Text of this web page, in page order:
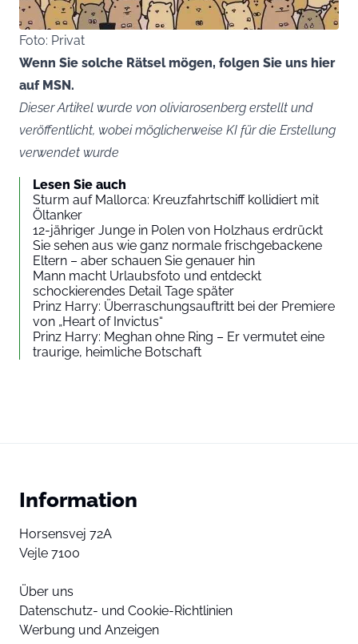
Foto: Privat
Wenn Sie solche Rätsel mögen, folgen Sie uns hier
auf MSN.
Dieser Artikel wurde von oliviarosenberg erstellt und
veröffentlicht, wobei möglicherweise KI für die Erstellung
verwendet wurde
Lesen Sie auch
Sturm auf Mallorca: Kreuzfahrtschiff kollidiert mit
Öltanker
12-jähriger Junge in Polen von Holzhaus erdrückt
Sie sehen aus wie ganz normale frischgebackene
Eltern – aber schauen Sie genauer hin
Mann macht Urlaubsfoto und entdeckt
schockierendes Detail Tage später
Prinz Harry: Überraschungsauftritt bei der Premiere
von „Heart of Invictus“
Prinz Harry: Meghan ohne Ring – Er vermutet eine
traurige, heimliche Botschaft
Information
Horsensvej 72A
Vejle 7100
Über uns
Datenschutz- und Cookie-Richtlinien
Werbung und Anzeigen